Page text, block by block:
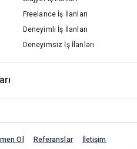
Freelance İş İlanları
Deneyimli İş İlanları
Deneyimsiz İş İlanları
Ol Referanslar
İletişim